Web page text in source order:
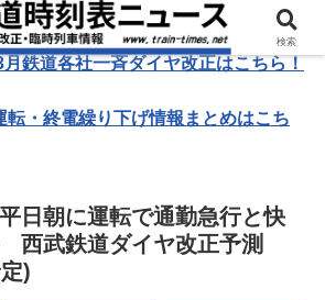
鉄道各社一斉ダイヤ改正はこちら！
転・終電繰り下げ情報まとめはこち
日朝に運転で通勤急行と快
西武鉄道ダイヤ改正予測
)
検索